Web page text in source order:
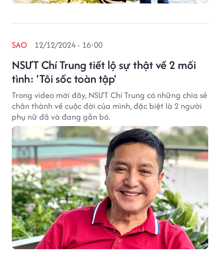
NSƯT Chí Trung tiết lộ sự thật về 2 mối
tình: 'Tôi sốc toàn tập'
SAO 12/12/2024 - 16:00
Trong video mới đây, NSƯT Chí Trung có những chia sẻ
chân thành về cuộc đời của mình, đặc biệt là 2 người
phụ nữ đã và đang gắn bó.